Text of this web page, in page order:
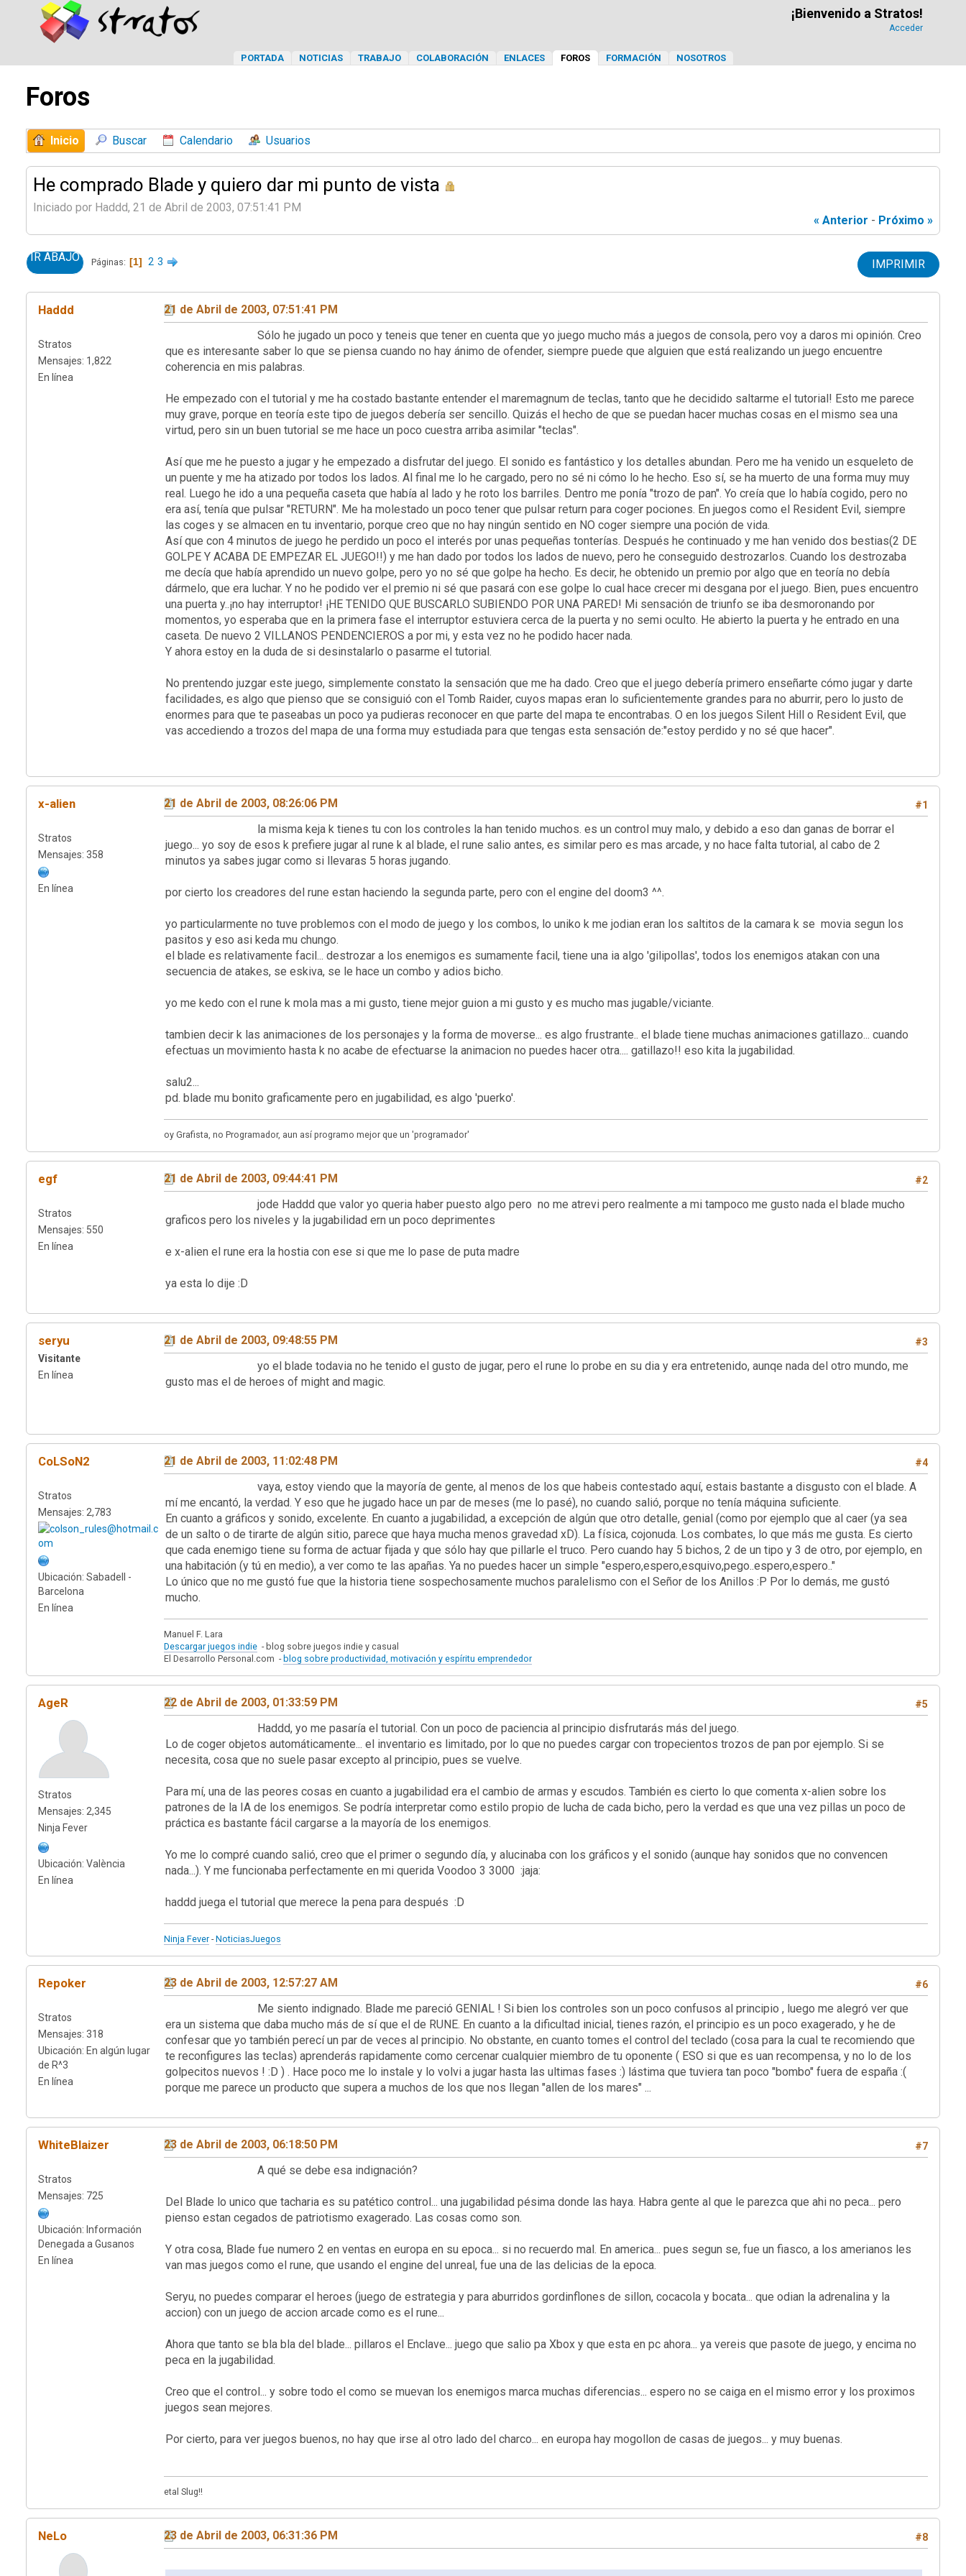
¡Bienvenido a Stratos!
Acceder
PORTADA NOTICIAS TRABAJO COLABORACIÓN ENLACES FOROS FORMACIÓN NOSOTROS
Foros
Inicio Buscar Calendario Usuarios
He comprado Blade y quiero dar mi punto de vista
Iniciado por Haddd, 21 de Abril de 2003, 07:51:41 PM
« Anterior - Próximo »
IMPRIMIR
IR ABAJO Páginas 1 2 3
Haddd
Stratos
Mensajes: 1,822
En línea
21 de Abril de 2003, 07:51:41 PM
Sólo he jugado un poco y teneis que tener en cuenta que yo juego mucho más a juegos de consola, pero voy a daros mi opinión. Creo
que es interesante saber lo que se piensa cuando no hay ánimo de ofender, siempre puede que alguien que está realizando un juego encuentre
coherencia en mis palabras.
He empezado con el tutorial y me ha costado bastante entender el maremagnum de teclas, tanto que he decidido saltarme el tutorial! Esto me parece
muy grave, porque en teoría este tipo de juegos debería ser sencillo. Quizás el hecho de que se puedan hacer muchas cosas en el mismo sea una
virtud, pero sin un buen tutorial se me hace un poco cuestra arriba asimilar "teclas".
Así que me he puesto a jugar y he empezado a disfrutar del juego. El sonido es fantástico y los detalles abundan. Pero me ha venido un esqueleto de
un puente y me ha atizado por todos los lados. Al final me lo he cargado, pero no sé ni cómo lo he hecho. Eso sí, se ha muerto de una forma muy muy
real. Luego he ido a una pequeña caseta que había al lado y he roto los barriles. Dentro me ponía "trozo de pan". Yo creía que lo había cogido, pero no
era así, tenía que pulsar "RETURN". Me ha molestado un poco tener que pulsar return para coger pociones. En juegos como el Resident Evil, siempre
las coges y se almacen en tu inventario, porque creo que no hay ningún sentido en NO coger siempre una poción de vida.
Así que con 4 minutos de juego he perdido un poco el interés por unas pequeñas tonterías. Después he continuado y me han venido dos bestias(2 DE
GOLPE Y ACABA DE EMPEZAR EL JUEGO!!) y me han dado por todos los lados de nuevo, pero he conseguido destrozarlos. Cuando los destrozaba
me decía que había aprendido un nuevo golpe, pero yo no sé que golpe ha hecho. Es decir, he obtenido un premio por algo que en teoría no debía
dármelo, que era luchar. Y no he podido ver el premio ni sé que pasará con ese golpe lo cual hace crecer mi desgana por el juego. Bien, pues encuentro
una puerta y..¡no hay interruptor! ¡HE TENIDO QUE BUSCARLO SUBIENDO POR UNA PARED! Mi sensación de triunfo se iba desmoronando por
momentos, yo esperaba que en la primera fase el interruptor estuviera cerca de la puerta y no semi oculto. He abierto la puerta y he entrado en una
caseta. De nuevo 2 VILLANOS PENDENCIEROS a por mi, y esta vez no he podido hacer nada.
Y ahora estoy en la duda de si desinstalarlo o pasarme el tutorial.
No prentendo juzgar este juego, simplemente constato la sensación que me ha dado. Creo que el juego debería primero enseñarte cómo jugar y darte
facilidades, es algo que pienso que se consiguió con el Tomb Raider, cuyos mapas eran lo suficientemente grandes para no aburrir, pero lo justo de
enormes para que te paseabas un poco ya pudieras reconocer en que parte del mapa te encontrabas. O en los juegos Silent Hill o Resident Evil, que
vas accediendo a trozos del mapa de una forma muy estudiada para que tengas esta sensación de:"estoy perdido y no sé que hacer".
x-alien
Stratos
Mensajes: 358
En línea
#1
21 de Abril de 2003, 08:26:06 PM
la misma keja k tienes tu con los controles la han tenido muchos. es un control muy malo, y debido a eso dan ganas de borrar el
juego... yo soy de esos k prefiere jugar al rune k al blade, el rune salio antes, es similar pero es mas arcade, y no hace falta tutorial, al cabo de 2
minutos ya sabes jugar como si llevaras 5 horas jugando.
por cierto los creadores del rune estan haciendo la segunda parte, pero con el engine del doom3 ^^.
yo particularmente no tuve problemos con el modo de juego y los combos, lo uniko k me jodian eran los saltitos de la camara k se movia segun los
pasitos y eso asi keda mu chungo.
el blade es relativamente facil... destrozar a los enemigos es sumamente facil, tiene una ia algo 'gilipollas', todos los enemigos atakan con una
secuencia de atakes, se eskiva, se le hace un combo y adios bicho.
yo me kedo con el rune k mola mas a mi gusto, tiene mejor guion a mi gusto y es mucho mas jugable/viciante.
tambien decir k las animaciones de los personajes y la forma de moverse... es algo frustrante.. el blade tiene muchas animaciones gatillazo... cuando
efectuas un movimiento hasta k no acabe de efectuarse la animacion no puedes hacer otra.... gatillazo!! eso kita la jugabilidad.
salu2...
pd. blade mu bonito graficamente pero en jugabilidad, es algo 'puerko'.
oy Grafista, no Programador, aun así programo mejor que un 'programador'
egf
Stratos
Mensajes: 550
En línea
#2
21 de Abril de 2003, 09:44:41 PM
jode Haddd que valor yo queria haber puesto algo pero no me atrevi pero realmente a mi tampoco me gusto nada el blade mucho
graficos pero los niveles y la jugabilidad ern un poco deprimentes
e x-alien el rune era la hostia con ese si que me lo pase de puta madre
ya esta lo dije :D
seryu
Visitante
En línea
#3
21 de Abril de 2003, 09:48:55 PM
yo el blade todavia no he tenido el gusto de jugar, pero el rune lo probe en su dia y era entretenido, aunqe nada del otro mundo, me
gusto mas el de heroes of might and magic.
CoLSoN2
Stratos
Mensajes: 2,783
Ubicación: Sabadell -
Barcelona
En línea
#4
21 de Abril de 2003, 11:02:48 PM
vaya, estoy viendo que la mayoría de gente, al menos de los que habeis contestado aquí, estais bastante a disgusto con el blade. A
mí me encantó, la verdad. Y eso que he jugado hace un par de meses (me lo pasé), no cuando salió, porque no tenía máquina suficiente.
En cuanto a gráficos y sonido, excelente. En cuanto a jugabilidad, a excepción de algún que otro detalle, genial (como por ejemplo que al caer (ya sea
de un salto o de tirarte de algún sitio, parece que haya mucha menos gravedad xD). La física, cojonuda. Los combates, lo que más me gusta. Es cierto
que cada enemigo tiene su forma de actuar fijada y que sólo hay que pillarle el truco. Pero cuando hay 5 bichos, 2 de un tipo y 3 de otro, por ejemplo, en
una habitación (y tú en medio), a ver como te las apañas. Ya no puedes hacer un simple "espero,espero,esquivo,pego..espero,espero.."
Lo único que no me gustó fue que la historia tiene sospechosamente muchos paralelismo con el Señor de los Anillos :P Por lo demás, me gustó
mucho.
Manuel F. Lara
Descargar juegos indie - blog sobre juegos indie y casual
El Desarrollo Personal.com -blog sobre productividad, motivación y espíritu emprendedor
AgeR
Stratos
Mensajes: 2,345
Ninja Fever
Ubicación: València
En línea
#5
22 de Abril de 2003, 01:33:59 PM
Haddd, yo me pasaría el tutorial. Con un poco de paciencia al principio disfrutarás más del juego.
Lo de coger objetos automáticamente... el inventario es limitado, por lo que no puedes cargar con tropecientos trozos de pan por ejemplo. Si se
necesita, cosa que no suele pasar excepto al principio, pues se vuelve.
Para mí, una de las peores cosas en cuanto a jugabilidad era el cambio de armas y escudos. También es cierto lo que comenta x-alien sobre los
patrones de la IA de los enemigos. Se podría interpretar como estilo propio de lucha de cada bicho, pero la verdad es que una vez pillas un poco de
práctica es bastante fácil cargarse a la mayoría de los enemigos.
Yo me lo compré cuando salió, creo que el primer o segundo día, y alucinaba con los gráficos y el sonido (aunque hay sonidos que no convencen
nada...). Y me funcionaba perfectamente en mi querida Voodoo 3 3000 :jaja:
haddd juega el tutorial que merece la pena para después :D
Ninja Fever -NoticiasJuegos
Repoker
Stratos
Mensajes: 318
Ubicación: En algún lugar
de R^3
En línea
#6
23 de Abril de 2003, 12:57:27 AM
Me siento indignado. Blade me pareció GENIAL ! Si bien los controles son un poco confusos al principio , luego me alegró ver que
era un sistema que daba mucho más de sí que el de RUNE. En cuanto a la dificultad inicial, tienes razón, el principio es un poco exagerado, y he de
confesar que yo también perecí un par de veces al principio. No obstante, en cuanto tomes el control del teclado (cosa para la cual te recomiendo que
te reconfigures las teclas) aprenderás rapidamente como cercenar cualquier miembro de tu oponente ( ESO si que es uan recompensa, y no lo de los
golpecitos nuevos ! :D ) . Hace poco me lo instale y lo volvi a jugar hasta las ultimas fases :) lástima que tuviera tan poco "bombo" fuera de españa :(
porque me parece un producto que supera a muchos de los que nos llegan "allen de los mares" ...
WhiteBlaizer
Stratos
Mensajes: 725
Ubicación: Información
Denegada a Gusanos
En línea
#7
23 de Abril de 2003, 06:18:50 PM
A qué se debe esa indignación?
Del Blade lo unico que tacharia es su patético control... una jugabilidad pésima donde las haya. Habra gente al que le parezca que ahi no peca... pero
pienso estan cegados de patriotismo exagerado. Las cosas como son.
Y otra cosa, Blade fue numero 2 en ventas en europa en su epoca... si no recuerdo mal. En america... pues segun se, fue un fiasco, a los amerianos les
van mas juegos como el rune, que usando el engine del unreal, fue una de las delicias de la epoca.
Seryu, no puedes comparar el heroes (juego de estrategia y para aburridos gordinflones de sillon, cocacola y bocata... que odian la adrenalina y la
accion) con un juego de accion arcade como es el rune...
Ahora que tanto se bla bla del blade... pillaros el Enclave... juego que salio pa Xbox y que esta en pc ahora... ya vereis que pasote de juego, y encima no
peca en la jugabilidad.
Creo que el control... y sobre todo el como se muevan los enemigos marca muchas diferencias... espero no se caiga en el mismo error y los proximos
juegos sean mejores.
Por cierto, para ver juegos buenos, no hay que irse al otro lado del charco... en europa hay mogollon de casas de juegos... y muy buenas.
etal Slug!!
NeLo #8
23 de Abril de 2003, 06:31:36 PM